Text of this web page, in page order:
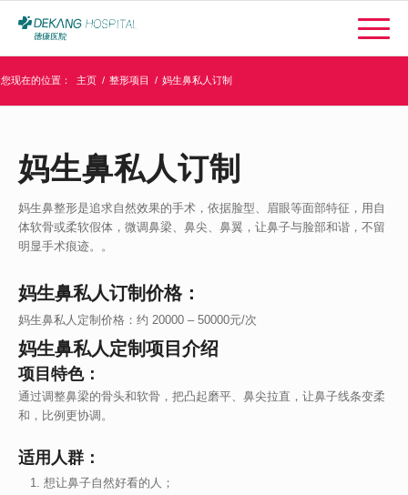
您现在的位置： 主页 / 整形项目 / 妈生鼻私人订制
妈生鼻私人订制
妈生鼻整形是追求自然效果的手术，依据脸型、眉眼等面部特征，用自
体软骨或柔软假体，微调鼻梁、鼻尖、鼻翼，让鼻子与脸部和谐，不留
明显手术痕迹。。
妈生鼻私人订制价格：
妈生鼻私人定制价格：约 20000 – 50000元/次
妈生鼻私人定制项目介绍
项目特色：
通过调整鼻梁的骨头和软骨，把凸起磨平、鼻尖拉直，让鼻子线条变柔
和，比例更协调。
适用人群：
想让鼻子自然好看的人；